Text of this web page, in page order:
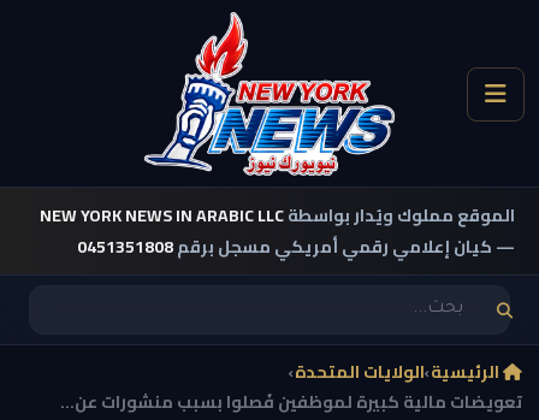
الموقع مملوك ويُدار بواسطةNEW YORK NEWS IN ARABIC LLC
— كيان إعلامي رقمي أمريكي مسجل برقم0451351808
الرئيسية›الولايات المتحدة›
تعويضات مالية كبيرة لموظفين فُصلوا بسبب منشورات عن...